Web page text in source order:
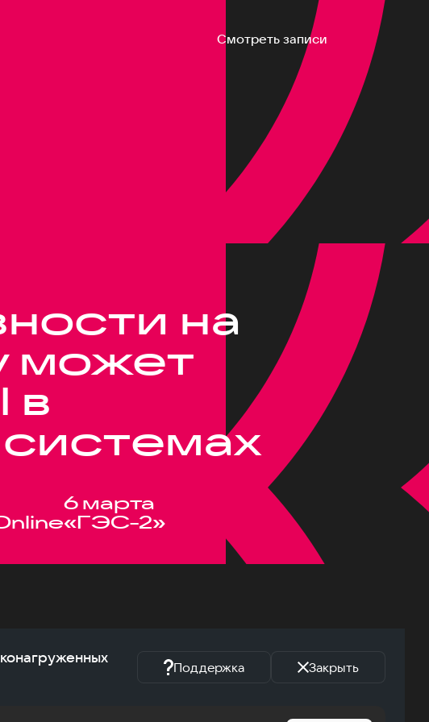
Смотреть записи
на
может
в
6 марта
«ГЭС-2»
Поддержка Закрыть